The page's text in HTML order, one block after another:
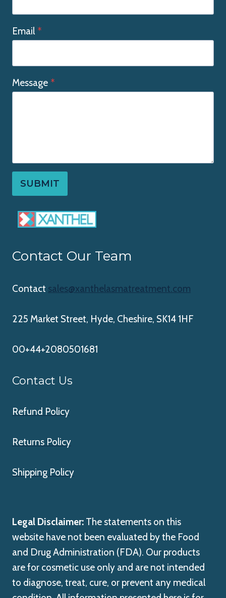
Email *
Message *
SUBMIT
Contact Our Team
Contact sales@xanthelasmatreatment.com
225 Market Street, Hyde, Cheshire, SK14 1HF
00+44+2080501681
Contact Us
Refund Policy
Returns Policy
Shipping Policy
Legal Disclaimer: The statements on this
website have not been evaluated by the Food
and Drug Administration (FDA). Our products
are for cosmetic use only and are not intended
to diagnose, treat, cure, or prevent any medical